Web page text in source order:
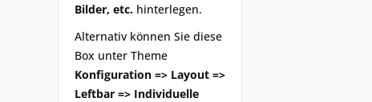
Bilder, etc. hinterlegen.
Alternativ können Sie diese
Box unter Theme
Konfiguration => Layout =>
Leftbar => Individuelle